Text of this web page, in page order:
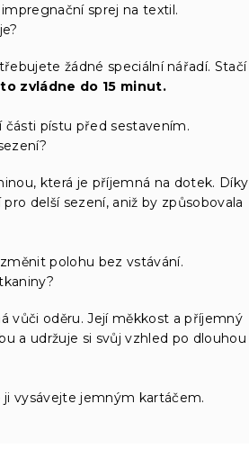
sprej na textil.
žádné speciální nářadí. Stačí
zvládne do 15 minut.
pístu před sestavením.
která je příjemná na dotek. Díky
delší sezení, aniž by způsobovala
polohu bez vstávání.
vůči oděru. Její měkkost a příjemný
a udržuje si svůj vzhled po dlouhou
ji vysávejte jemným kartáčem.